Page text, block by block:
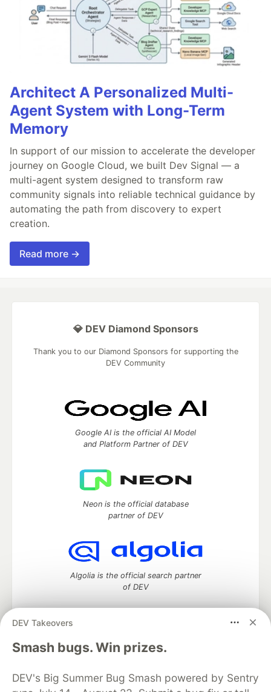
Architect A Personalized Multi-
Agent System with Long-Term
Memory
In support of our mission to accelerate the developer
journey on Google Cloud, we built Dev Signal — a
multi-agent system designed to transform raw
community signals into reliable technical guidance by
automating the path from discovery to expert
creation.
Read more →
DEV Takeovers
Smash bugs. Win prizes.
DEV's Big Summer Bug Smash powered by Sentry
💎 DEV Diamond Sponsors
Thank you to our Diamond Sponsors for supporting the
DEV Community
Google AI is the official AI Model
and Platform Partner of DEV
Neon is the official database
partner of DEV
Algolia is the official search partner
of DEV
DEV Community— A space to discuss and keep up software
development and manage your software career
DEV Education Tracks
DEV Help
Advertise on DEV